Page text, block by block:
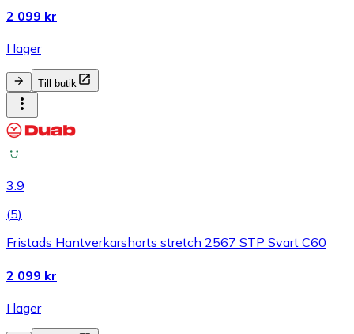
2 099 kr
I lager
Till butik
3.9
(5)
Fristads Hantverkarshorts stretch 2567 STP Svart C60
2 099 kr
I lager